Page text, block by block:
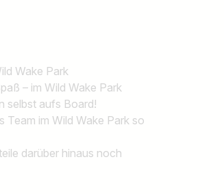
Wake Park
– im Wild Wake Park
selbst aufs Board!
Team im Wild Wake Park so
darüber hinaus noch